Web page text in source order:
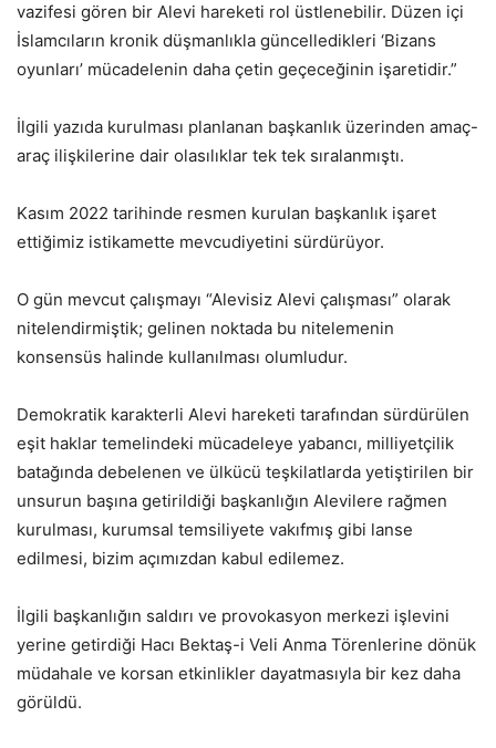
vazifesi gören bir Alevi hareketi rol üstlenebilir. Düzen içi
İslamcıların kronik düşmanlıkla güncelledikleri ‘Bizans
oyunları’ mücadelenin daha çetin geçeceğinin işaretidir.”
İlgili yazıda kurulması planlanan başkanlık üzerinden amaç-
araç ilişkilerine dair olasılıklar tek tek sıralanmıştı.
Kasım 2022 tarihinde resmen kurulan başkanlık işaret
ettiğimiz istikamette mevcudiyetini sürdürüyor.
O gün mevcut çalışmayı “Alevisiz Alevi çalışması” olarak
nitelendirmiştik; gelinen noktada bu nitelemenin
konsensüs halinde kullanılması olumludur.
Demokratik karakterli Alevi hareketi tarafından sürdürülen
eşit haklar temelindeki mücadeleye yabancı, milliyetçilik
batağında debelenen ve ülkücü teşkilatlarda yetiştirilen bir
unsurun başına getirildiği başkanlığın Alevilere rağmen
kurulması, kurumsal temsiliyete vakıfmış gibi lanse
edilmesi, bizim açımızdan kabul edilemez.
İlgili başkanlığın saldırı ve provokasyon merkezi işlevini
yerine getirdiği Hacı Bektaş-i Veli Anma Törenlerine dönük
müdahale ve korsan etkinlikler dayatmasıyla bir kez daha
görüldü.